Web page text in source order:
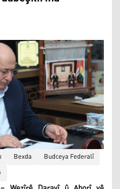
Bexda
Budceya Federalî